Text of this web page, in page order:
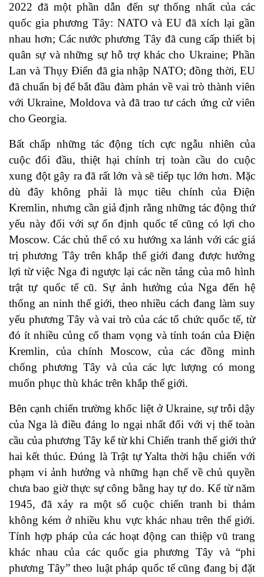
2022 đã một phần dẫn đến sự thống nhất của các
quốc gia phương Tây: NATO và EU đã xích lại gần
nhau hơn; Các nước phương Tây đã cung cấp thiết bị
quân sự và những sự hỗ trợ khác cho Ukraine; Phần
Lan và Thụy Điển đã gia nhập NATO; đồng thời, EU
đã chuẩn bị để bắt đầu đàm phán về vai trò thành viên
với Ukraine, Moldova và đã trao tư cách ứng cử viên
cho Georgia.
Bất chấp những tác động tích cực ngẫu nhiên của
cuộc đối đầu, thiệt hại chính trị toàn cầu do cuộc
xung đột gây ra đã rất lớn và sẽ tiếp tục lớn hơn. Mặc
dù đây không phải là mục tiêu chính của Điện
Kremlin, nhưng cần giả định rằng những tác động thứ
yếu này đối với sự ổn định quốc tế cũng có lợi cho
Moscow. Các chủ thể có xu hướng xa lánh với các giá
trị phương Tây trên khắp thế giới đang được hưởng
lợi từ việc Nga đi ngược lại các nền tảng của mô hình
trật tự quốc tế cũ. Sự ảnh hưởng của Nga đến hệ
thống an ninh thế giới, theo nhiều cách đang làm suy
yếu phương Tây và vai trò của các tổ chức quốc tế, từ
đó ít nhiều củng cố tham vọng và tính toán của Điện
Kremlin, của chính Moscow, của các đồng minh
chống phương Tây và của các lực lượng có mong
muốn phục thù khác trên khắp thế giới.
Bên cạnh chiến trường khốc liệt ở Ukraine, sự trỗi dậy
của Nga là điều đáng lo ngại nhất đối với vị thế toàn
cầu của phương Tây kể từ khi Chiến tranh thế giới thứ
hai kết thúc. Đúng làTrật tự Yalta thời hậu chiến với
phạm vi ảnh hưởng và những hạn chế về chủ quyền
chưa bao giờ thực sự công bằng hay tự do. Kể từ năm
1945, đã xảy ra một số cuộc chiến tranh bi thảm
không kém ở nhiều khu vực khác nhau trên thế giới.
Tính hợp pháp của các hoạt động can thiệp vũ trang
khác nhau của các quốc gia phương Tây và “phi
phương Tây” theo luật pháp quốc tế cũng đang bị đặt